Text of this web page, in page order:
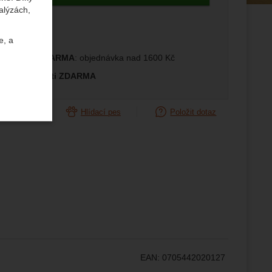
a
a
si
ČR ZDARMA: objednávka nad 1600 Kč
velikosti ZDARMA
Hlídací pes Položit dotaz
EAN: 0705442020127